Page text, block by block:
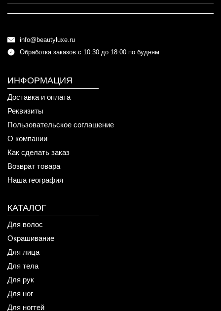
info@beautyluxe.ru
Обработка заказов с 10:30 до 18:00 по будням
ИНФОРМАЦИЯ
Доставка и оплата
Реквизиты
Пользовательское соглашение
О компании
Как сделать заказ
Возврат товара
Наша география
КАТАЛОГ
Для волос
Окрашивание
Для лица
Для тела
Для рук
Для ног
Для ногтей